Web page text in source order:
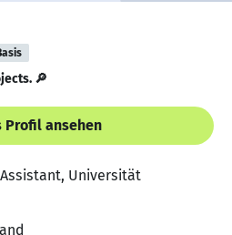
🔎
Profil ansehen
Universität